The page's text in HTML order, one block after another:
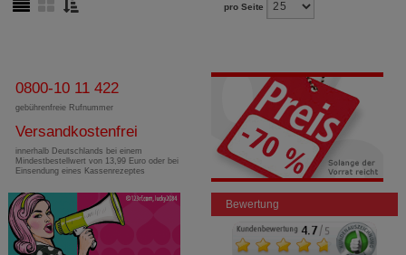
pro Seite
0800-10 11 422
gebührenfreie Rufnummer
Versandkostenfrei
innerhalb Deutschlands bei einem
Mindestbestellwert von 13,99 Euro oder bei
Einsendung eines Kassenrezeptes
Bewertung